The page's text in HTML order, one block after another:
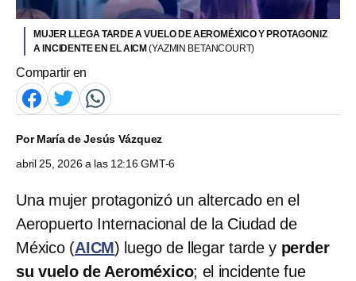
MUJER LLEGA TARDE A VUELO DE AEROMÉXICO Y PROTAGONIZ
A INCIDENTE EN EL AICM(YAZMIN BETANCOURT)
Compartir en
PorMaría de Jesús Vázquez
abril 25, 2026 a las 12:16 GMT-6
Una mujer protagonizó un altercado en el
Aeropuerto Internacional de la Ciudad de
México (AICM) luego de llegar tarde y perder
su vuelo de Aeroméxico; el incidente fue